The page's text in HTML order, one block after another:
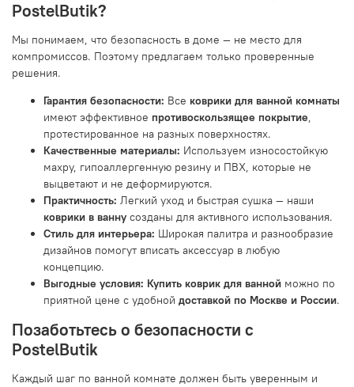
PostelButik?
Мы понимаем, что безопасность в доме — не место для
компромиссов. Поэтому предлагаем только проверенные
решения.
Гарантия безопасности: Все коврики для ванной комнаты
имеют эффективное противоскользящее покрытие,
протестированное на разных поверхностях.
Качественные материалы: Используем износостойкую
махру, гипоаллергенную резину и ПВХ, которые не
выцветают и не деформируются.
Практичность: Легкий уход и быстрая сушка — наши
коврики в ванну созданы для активного использования.
Стиль для интерьера: Широкая палитра и разнообразие
дизайнов помогут вписать аксессуар в любую
концепцию.
Выгодные условия: Купить коврик для ванной можно по
приятной цене с удобной доставкой по Москве и России.
Позаботьтесь о безопасности с
PostelButik
Каждый шаг по ванной комнате должен быть уверенным и